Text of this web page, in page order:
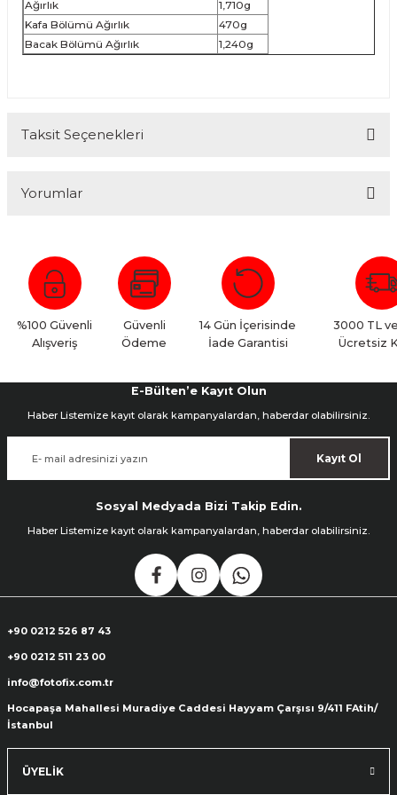
Ağırlık
1,710g
Kafa Bölümü Ağırlık
470g
Bacak Bölümü Ağırlık
1,240g
Taksit Seçenekleri
Yorumlar
Bu ürüne ilk yorumu siz yapın!
Yorum Yaz
%100 Güvenli
Alışveriş
Güvenli
Ödeme
14 Gün İçerisinde
İade Garantisi
3000 TL
Ücretsiz
E-Bülten’e Kayıt Olun
Haber Listemize kayıt olarak kampanyalardan, haberdar olabilirsiniz.
Kayıt Ol
Sosyal Medyada Bizi Takip Edin.
Haber Listemize kayıt olarak kampanyalardan, haberdar olabilirsiniz.
+90 0212 526 87 43
+90 0212 511 23 00
info@fotofix.com.tr
Hocapaşa Mahallesi Muradiye Caddesi Hayyam Çarşısı 9/411 FAtih/
İstanbul
ÜYELİK